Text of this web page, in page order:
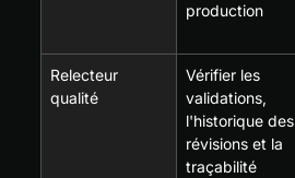
production
Relecteur
qualité
Vérifier les
validations,
l'historique des
révisions et la
traçabilité